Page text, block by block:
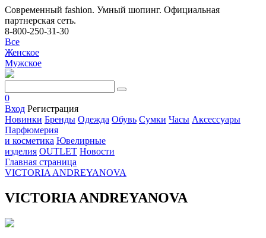
Современный fashion. Умный шопинг. Официальная
партнерская сеть.
8-800-250-31-30
Все
Женское
Мужское
0
Вход Регистрация
Новинки Бренды Одежда Обувь Сумки Часы Аксессуары
Парфюмерия
и косметика Ювелирные
изделия OUTLET Новости
Главная страница
VICTORIA ANDREYANOVA
VICTORIA ANDREYANOVA